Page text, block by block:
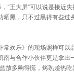
“王大屏”可以说是接近
黑，只不过黑得有些
欢乐》的现场照样可以
与合作小伙伴更是拿
多齁得慌，烤熟趁热